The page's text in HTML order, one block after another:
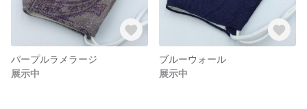
パープルラメラージ
展示中
ブルーウォール
展示中